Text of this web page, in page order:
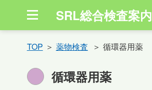
SRL総合検査案内
TOP 薬物検査 循環器用薬
循環器用薬